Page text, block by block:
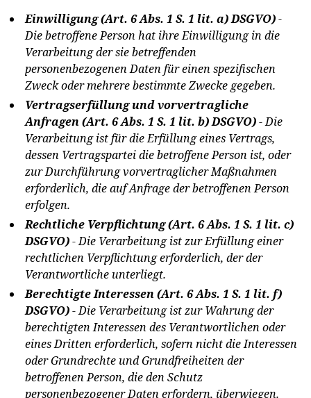
Einwilligung (Art. 6 Abs. 1 S. 1 lit. a) DSGVO)-
Die betroffene Person hat ihre Einwilligung in die
Verarbeitung der sie betreffenden
personenbezogenen Daten für einen spezifischen
Zweck oder mehrere bestimmte Zwecke gegeben.
Vertragserfüllung und vorvertragliche
Anfragen (Art. 6 Abs. 1 S. 1 lit. b) DSGVO)- Die
Verarbeitung ist für die Erfüllung eines Vertrags,
dessen Vertragspartei die betroffene Person ist, oder
zur Durchführung vorvertraglicher Maßnahmen
erforderlich, die auf Anfrage der betroffenen Person
erfolgen.
Rechtliche Verpflichtung (Art. 6 Abs. 1 S. 1 lit. c)
DSGVO)- Die Verarbeitung ist zur Erfüllung einer
rechtlichen Verpflichtung erforderlich, der der
Verantwortliche unterliegt.
Berechtigte Interessen (Art. 6 Abs. 1 S. 1 lit. f)
DSGVO)- Die Verarbeitung ist zur Wahrung der
berechtigten Interessen des Verantwortlichen oder
eines Dritten erforderlich, sofern nicht die Interessen
oder Grundrechte und Grundfreiheiten der
betroffenen Person, die den Schutz
personenbezogener Daten erfordern, überwiegen.